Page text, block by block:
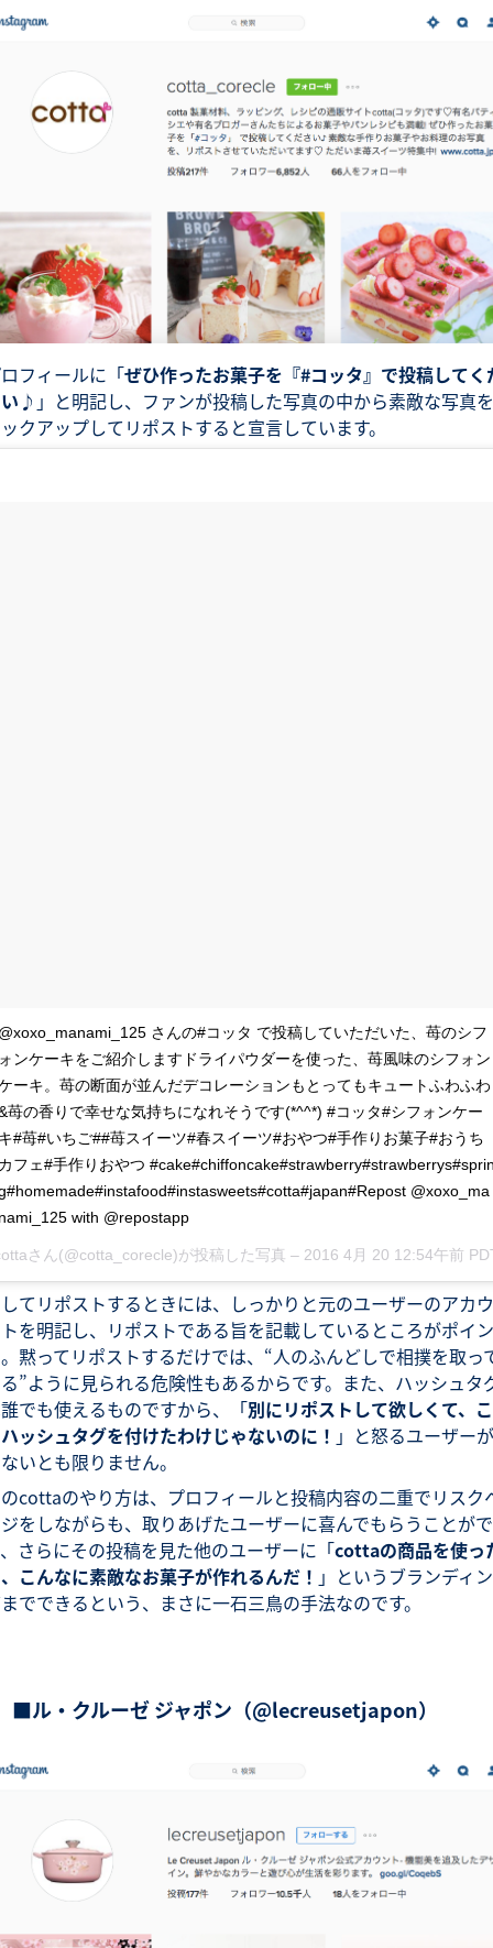
フィールに「ぜひ作ったお菓子を『#コッタ』で投稿してく
♪ 」と明記し、ファンが投稿した写真の中から素敵な写真を
クアップしてリポストすると宣言しています。
さんの#コッタ で投稿していただいた、苺のシフ
ンケーキをご紹介しますドライパウダーを使った、苺風味のシフォン
ーキ。苺の断面が並んだデコレーションもとってもキュートふわふわ
苺の香りで幸せな気持ちになれそうです(*^^*) #コッタ#シフォンケー
#苺#いちご##苺スイーツ#春スイーツ#おやつ#手作りお菓子#おうち
フェ#手作りおやつ
@xoxo_ma
with @repostapp
さん(@cotta_corecle)が投稿した写真 – 2016 4月 20 12:54午前
てリポストするときには、しっかりと元のユーザーのアカウ
を明記し、リポストである旨を記載しているところがポイン
黙ってリポストするだけでは、“人のふんどしで相撲を取っ
”ように見られる危険性もあるからです。また、ハッシュタ
でも使えるものですから、「別にリポストして欲しくて、こ
ッシュタグを付けたわけじゃないのに！ 」と怒るユーザーが
いとも限りません。
cottaのやり方は、プロフィールと投稿内容の二重でリスク
をしながらも、取りあげたユーザーに喜んでもらうことがで
さらにその投稿を見た他のユーザーに「cottaの商品を使っ
こんなに素敵なお菓子が作れるんだ！ 」というブランディン
でできるという、まさに一石三鳥の手法なのです。
■ル・クルーゼ ジャポン（@lecreusetjapon）